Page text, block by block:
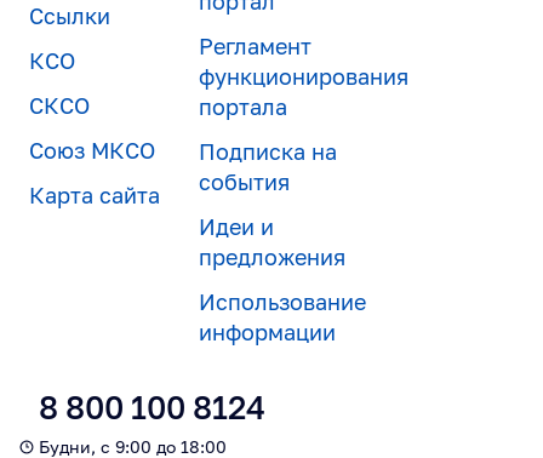
Ссылки
КСО
СКСО
Союз МКСО
Карта сайта
Регламент
функционирования
портала
Подписка на
события
Идеи и
предложения
Использование
информации
8 800 100 8124
Будни, с 9:00 до 18:00